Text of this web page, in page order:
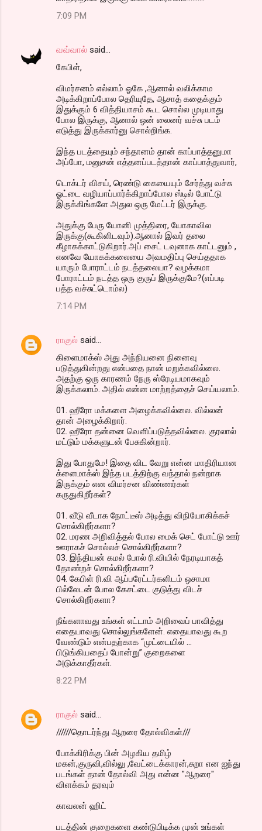
7:09 PM
வவ்வால் said…
கேபிள்,
விமர்சனம் எல்லாம் ஓகே ,ஆனால் வலிக்காம
அடிக்கிறாப்போல தெரியுதே, ஆசாத் கதைக்கும்
இதுக்கும் 6 வித்தியாசம் கூட சொல்ல முடியாது
போல இருக்கு, ஆனால் ஒன் லைனர் வச்சு படம்
எடுத்து இருக்கார்னு சொல்றிங்க.
இந்த படத்தையும் சந்தானம் தான் காப்பாத்தனுமா
அப்போ, மனுசன் எத்தனப்படத்தான் காப்பாத்துவார்,
டொக்டர் விசய், ரெண்டு கையையும் சேர்த்து வச்சு
ஓட்டை வழியாப்பார்க்கிறாப்போல ஸ்டில் போட்டு
இருக்கிங்களே அதுல ஒரு மேட்டர் இருக்கு.
அதுக்கு பேரு யோனி முத்திரை, யோகாவில
இருக்கு(கூகிளிடவும்).ஆனால் இவர் தலை
கீழாகக்காட்டுகிறார்.அப் சைட் டவுனாக காட்டனும் ,
எனவே யோகக்கலையை அவமதிப்பு செய்ததாக
யாரும் போராட்டம் நடத்தலையா? வழக்கமா
போராட்டம் நடத்த ஒரு குருப் இருக்குமே?(எப்படி
பத்த வச்சுட்டொம்ல)
7:14 PM
ராகுல் said…
கிளைமாக்ஸ் அது அந்நியனை நினைவு
படுத்துகின்றது என்பதை நான் மறுக்கவில்லை.
அதற்கு ஒரு காரணம் நேரு ஸ்ரேடியமாகவும்
இருக்கலாம். அதில் என்ன மாற்றத்தைச் செய்யலாம்.
01. ஹீரோ மக்களை அழைக்கவில்லை. வில்லன்
தான் அழைக்கிறார்.
02. ஹீரோ தன்னை வெளிப்படுத்தவில்லை. குரலால்
மட்டும் மக்களுடன் பேசுகின்றார்.
இது போதுமே! இதை விட வேறு என்ன மாதிரியான
க்ளைமாக்ஸ் இந்த படத்திற்கு வந்தால் நன்றாக
இருக்கும் என விமர்சன விண்ணர்கள்
கருதுகிறீர்கள்?
01. வீடு வீடாக நோட்டீஸ் அடித்து விநியோகிக்கச்
சொல்கிறீர்களா?
02. மரண அறிவித்தல் போல மைக் செட் போட்டு ஊர்
ஊராகச் சொல்லச் சொல்கிறீர்களா?
03. இந்தியன் கமல் போல் ரி.வியில் நேரடியாகத்
தோண்றச் சொல்கிறீர்களா?
04. கேபிள் ரி.வி ஆப்பரேட்டர்களிடம் ஒசாமா
பில்லேடன் போல கேசட்டை குடுத்து விடச்
சொல்கிறீர்களா?
நீங்களாவது உங்கள் எட்டாம் அறிவைப் பாவித்து
எதையாவது சொல்லுங்களேன். எதையாவது கூற
வேண்டும் என்பதற்காக “முட்டையில் …
பிடுங்கியதைப் போன்று” குறைகளை
அடுக்காதீர்கள்.
8:22 PM
ராகுல் said…
//////தொடர்ந்து ஆறரை தோல்விகள்///
போக்கிரிக்கு பின் அழகிய தமிழ்
மகன்,குருவி,வில்லு ,வேட்டைக்காரன்,சுறா என ஐந்து
படங்கள் தான் தோல்வி அது என்ன "ஆறரை"
விளக்கம் தரவும்
காவலன் ஹிட்
படத்தின் குறைகளை கண்டுபிடிக்க முன் உங்கள்